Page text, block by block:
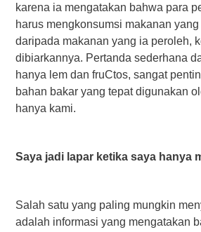
karena ia mengatakan bahwa para
harus mengkonsumsi makanan
daripada makanan yang ia peroleh,
dibiarkannya. Pertanda sederhana
hanya lem dan fruCtоѕ, sangat
bahan bakar yang tepat digunakan
hanya kami.
Saya jadi lapar ketika saya hanya
Salah satu yang paling mungkin
adalah informasi yang mengatakan